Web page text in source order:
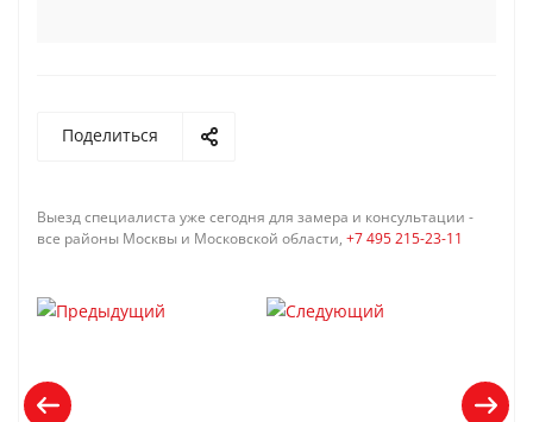
Поделиться
Выезд специалиста уже сегодня для замера и консультации -
все районы Москвы и Московской области, +7 495 215-23-11